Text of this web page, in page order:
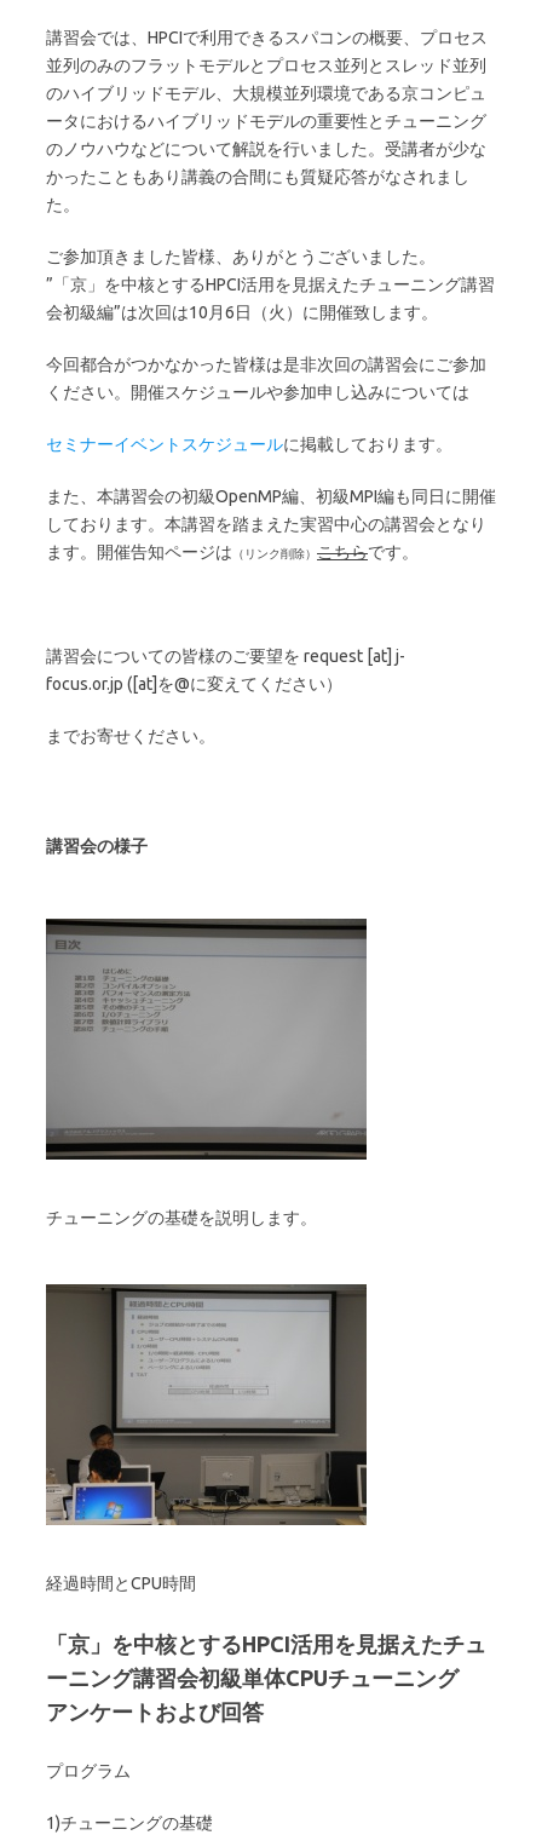
講習会では、HPCIで利用できるスパコンの概要、プロセス
並列のみのフラットモデルとプロセス並列とスレッド並列
のハイブリッドモデル、大規模並列環境である京コンピュ
ータにおけるハイブリッドモデルの重要性とチューニング
のノウハウなどについて解説を行いました。受講者が少な
かったこともあり講義の合間にも質疑応答がなされまし
た。
ご参加頂きました皆様、ありがとうございました。
”「京」を中核とするHPCI活用を見据えたチューニング講習
会初級編”は次回は10月6日（火）に開催致します。
今回都合がつかなかった皆様は是非次回の講習会にご参加
ください。開催スケジュールや参加申し込みについては
セミナーイベントスケジュールに掲載しております。
また、本講習会の初級OpenMP編、初級MPI編も同日に開催
しております。本講習を踏まえた実習中心の講習会となり
ます。開催告知ページは
こちらです。
講習会についての皆様のご要望を request [at] j-
focus.or.jp ([at]を@に変えてください）
までお寄せください。
講習会の様子
チューニングの基礎を説明します。
経過時間とCPU時間
「京」を中核とするHPCI活用を見据えたチュ
ーニング講習会初級単体CPUチューニング
アンケートおよび回答
プログラム
1)チューニングの基礎